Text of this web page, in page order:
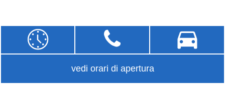
vedi orari di apertura